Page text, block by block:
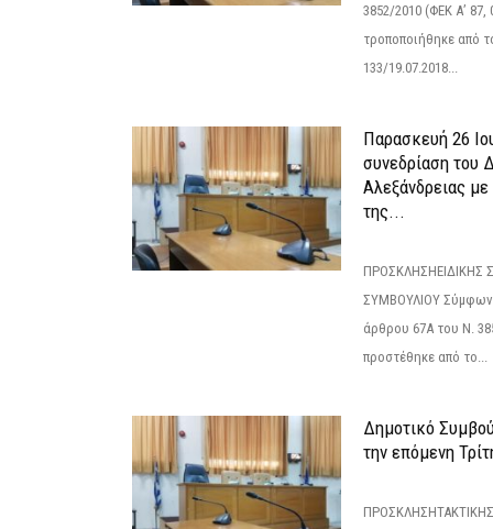
3852/2010 (ΦΕΚ Α’ 87,
τροποποιήθηκε από
133/19.07.2018...
Παρασκευή 26
συνεδρίαση του
Αλεξάνδρειας
της...
ΠΡΟΣΚΛΗΣΗΕΙΔΙΚΗΣ
ΣΥΜΒΟΥΛΙΟΥ
άρθρου 67Α του Ν.
προστέθηκε από το...
Δημοτικό
την επόμενη